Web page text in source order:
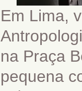
Em Lima,
na Praça
pequena